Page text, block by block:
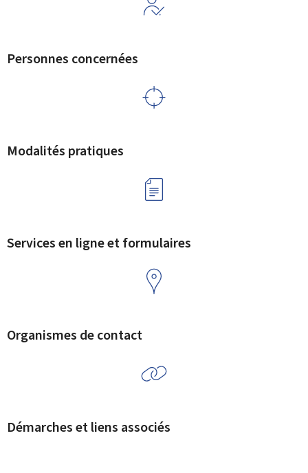
Personnes concernées
Modalités pratiques
Services en ligne et formulaires
Organismes de contact
Démarches et liens associés